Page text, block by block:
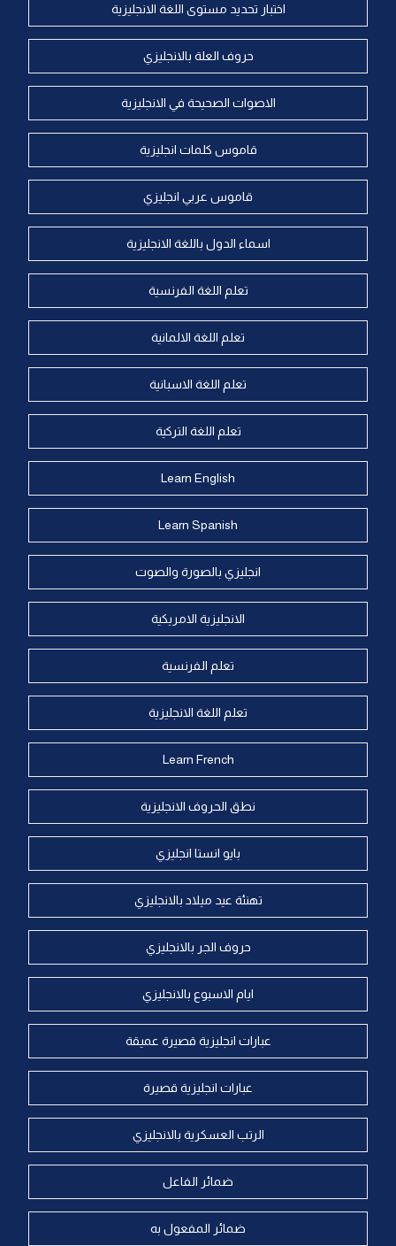
اختبار تحديد مستوى اللغة الانجليزية
حروف العلة بالانجليزي
الاصوات الصحيحة في الانجليزية
قاموس كلمات انجليزية
قاموس عربي انجليزي
اسماء الدول باللغة الانجليزية
تعلم اللغة الفرنسية
تعلم اللغة الالمانية
تعلم اللغة الاسبانية
تعلم اللغة التركية
Learn English
Learn Spanish
انجليزي بالصورة والصوت
الانجليزية الامريكية
تعلم الفرنسية
تعلم اللغة الانجليزية
Learn French
نطق الحروف الانجليزية
بايو انستا انجليزي
تهنئة عيد ميلاد بالانجليزي
حروف الجر بالانجليزي
ايام الاسبوع بالانجليزي
عبارات انجليزية قصيرة عميقة
عبارات انجليزية قصيرة
الرتب العسكرية بالانجليزي
ضمائر الفاعل
ضمائر المفعول به